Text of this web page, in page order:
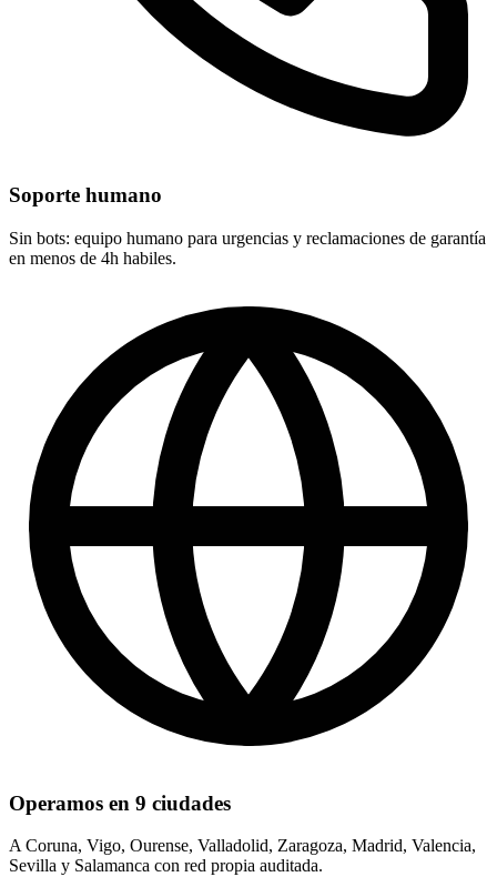
Soporte humano
Sin bots: equipo humano para urgencias y reclamaciones de garantía
en menos de 4h habiles.
Operamos en 9 ciudades
A Coruna, Vigo, Ourense, Valladolid, Zaragoza, Madrid, Valencia,
Sevilla y Salamanca con red propia auditada.